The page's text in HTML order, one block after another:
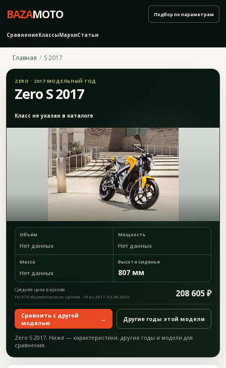
BAZAMOTO
СравнениеКлассыМаркиСтатьи
Подбор по параметрам
Главная S 2017
ZERO · 2017 МОДЕЛЬНЫЙ ГОД
Zero S 2017
Класс не указан в каталоге
Объём
Нет данных
Мощность
Нет данных
Масса
Нет данных
Высота сиденья
807 мм
Средняя цена в архиве 208 605 ₽
По 374 объявлениям из архива · 18.02.2017–02.08.2026
Сравнить с другой
моделью
→ Другие годы этой модели
Zero S 2017. Ниже — характеристики, другие годы и модели для
сравнения.